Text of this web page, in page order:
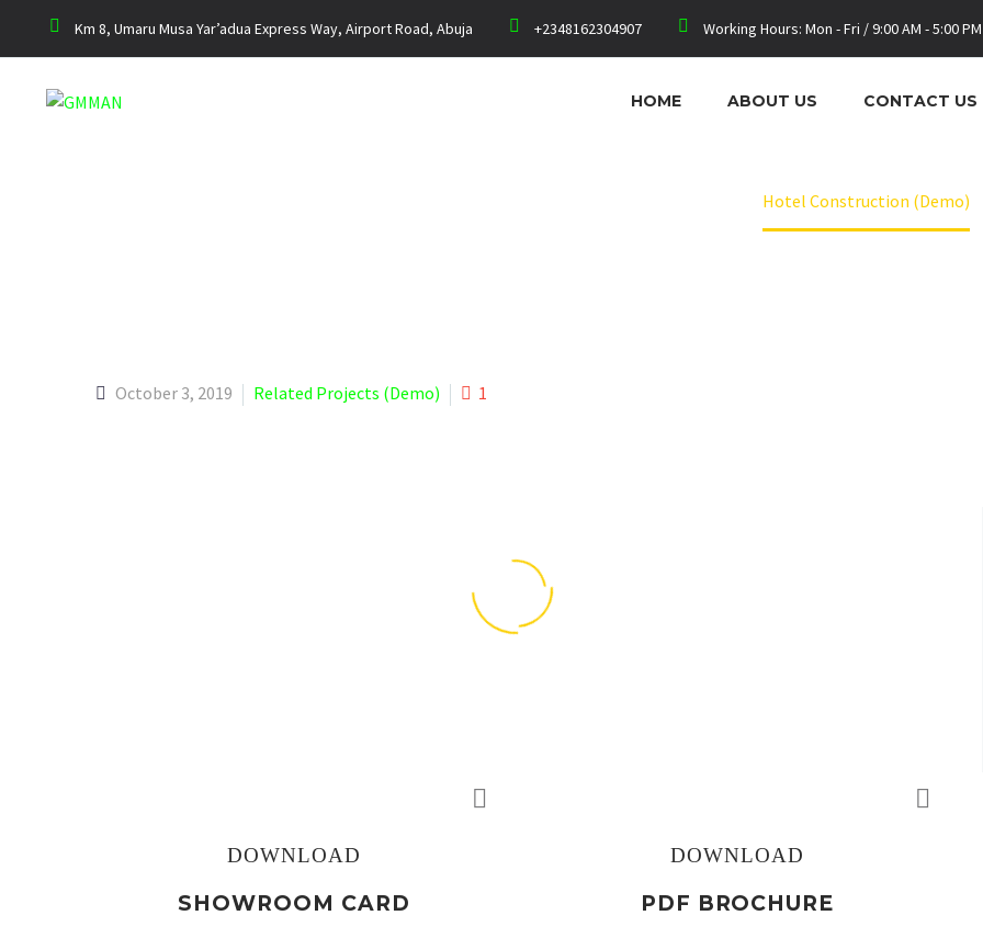
Km 8, Umaru Musa Yar’adua Express Way, Airport Road, Abuja +2348162304907 Working Hours: Mon - Fri / 9:00 AM - 5:00 PM
HOME ABOUT US CONTACT US
HOTEL CONSTRUCTIONHotel Construction (Demo)
October 3, 2019 Related Projects (Demo) 1
DOWNLOAD
SHOWROOM CARD
DOWNLOAD
PDF BROCHURE